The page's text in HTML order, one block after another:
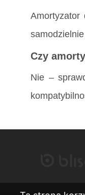
Amortyzator
Czy
Nie –